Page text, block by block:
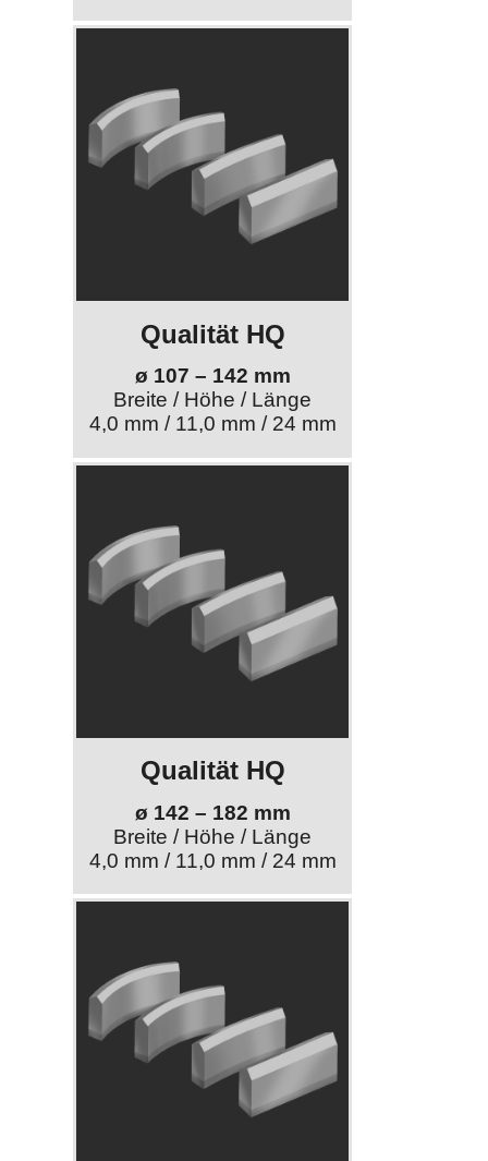
Qualität HQ
ø 107 – 142 mm
Breite / Höhe / Länge
4,0 mm / 11,0 mm / 24 mm
Qualität HQ
ø 142 – 182 mm
Breite / Höhe / Länge
4,0 mm / 11,0 mm / 24 mm